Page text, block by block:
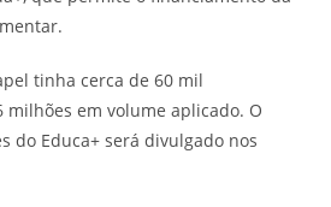
tinha cerca de 60 mil
milhões em volume aplicado. O
do Educa+ será divulgado nos